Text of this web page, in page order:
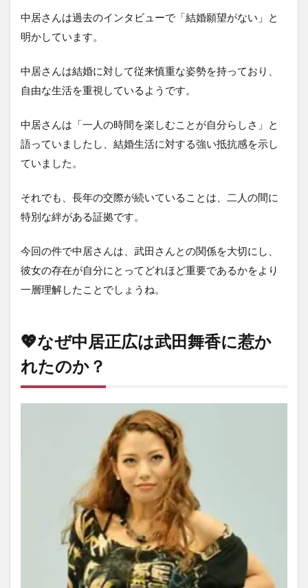
中居さんは過去のインタビューで「結婚願望がない」と
明かしています。
中居さんは結婚に対して従来慎重な姿勢を持っており、
自由な生活を重視しているようです。
中居さんは「一人の時間を楽しむことが自分らしさ」と
語っていましたし、結婚生活に対する強い抵抗感を示し
ていました。
それでも、長年の交際が続いていることは、二人の間に
特別な絆がある証拠です。
今回の件で中居さんは、武田さんとの関係を大切にし、
彼女の存在が自分にとってどれほど重要であるかをより
一層理解したことでしょうね。
💖なぜ中居正広は武田舞香に惹か
れたのか？